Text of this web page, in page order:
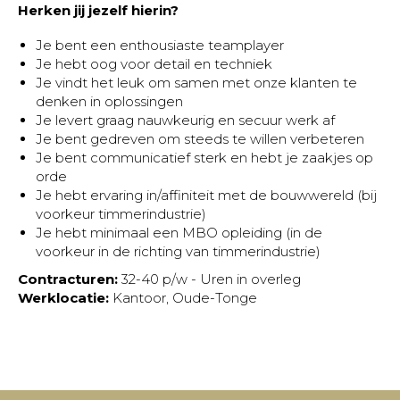
Herken jij jezelf hierin?
Je bent een enthousiaste teamplayer
Je hebt oog voor detail en techniek
Je vindt het leuk om samen met onze klanten te
denken in oplossingen
Je levert graag nauwkeurig en secuur werk af
Je bent gedreven om steeds te willen verbeteren
Je bent communicatief sterk en hebt je zaakjes op
orde
Je hebt ervaring in/affiniteit met de bouwwereld (bij
voorkeur timmerindustrie)
Je hebt minimaal een MBO opleiding (in de
voorkeur in de richting van timmerindustrie)
Contracturen: 32-40 p/w - Uren in overleg
Werklocatie: Kantoor, Oude-Tonge